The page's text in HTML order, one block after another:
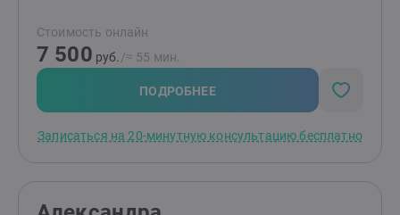
или онлайн) стоимость первой сессии - 7500/ 55
минут, 10тыс/85 минут. На первой сессии мы
знакомимся, я объясняю формат взаимодействия
психолога и клиента. Вы рассказываете свою
ситуацию и сложности с которыми столкнулись, я
рекомендации касаемо вашей ситуации независимо
Стоимость онлайн
7 500 руб. /≈ 55 мин.
ПОДРОБНЕЕ
Записаться на 20-минутную консультацию бесплатно